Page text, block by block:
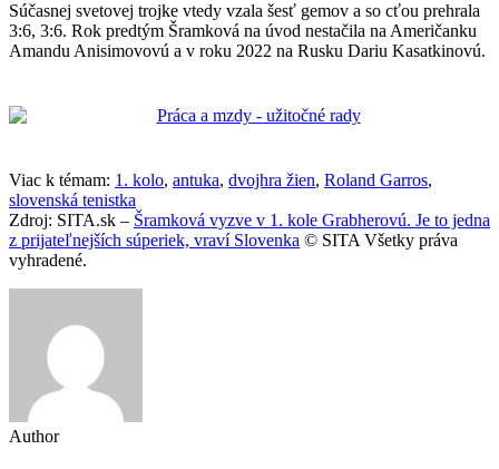
Súčasnej svetovej trojke vtedy vzala šesť gemov a so cťou prehrala
3:6, 3:6. Rok predtým Šramková na úvod nestačila na Američanku
Amandu Anisimovovú a v roku 2022 na Rusku Dariu Kasatkinovú.
Viac k témam: 1. kolo, antuka, dvojhra žien, Roland Garros,
slovenská tenistka
Zdroj: SITA.sk – Šramková vyzve v 1. kole Grabherovú. Je to jedna
z prijateľnejších súperiek, vraví Slovenka © SITA Všetky práva
vyhradené.
Author